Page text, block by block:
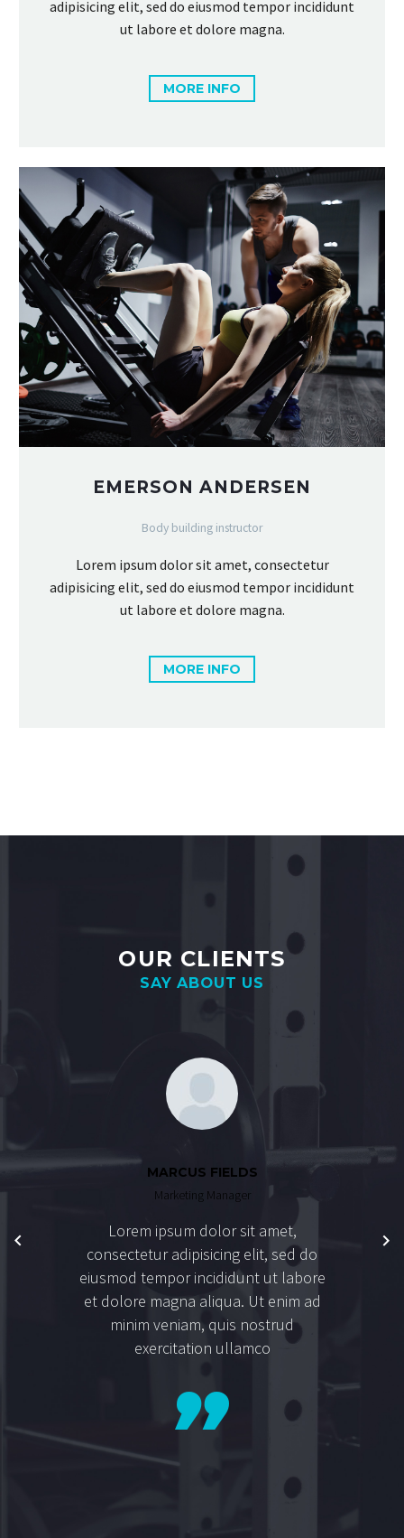
adipisicing elit, sed do eiusmod tempor incididunt
ut labore et dolore magna.
MORE INFO
EMERSON ANDERSEN
Body building instructor
Lorem ipsum dolor sit amet, consectetur
adipisicing elit, sed do eiusmod tempor incididunt
ut labore et dolore magna.
MORE INFO
OUR CLIENTS
SAY ABOUT US
MARCUS FIELDS
Marketing Manager
Lorem ipsum dolor sit amet,
consectetur adipisicing elit, sed do
eiusmod tempor incididunt ut labore
et dolore magna aliqua. Ut enim ad
minim veniam, quis nostrud
exercitation ullamco